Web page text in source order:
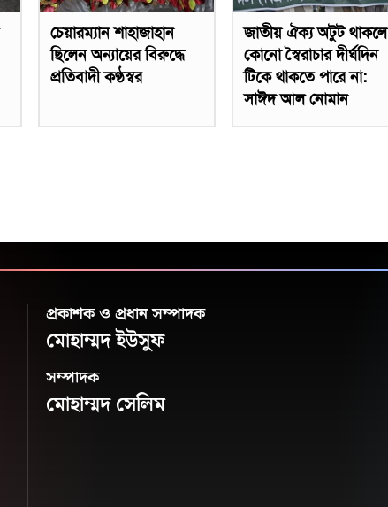
চেয়ারম্যান শাহাজাহান
ছিলেন অন্যায়ের বিরুদ্ধে
প্রতিবাদী কণ্ঠস্বর
জাতীয় ঐক্য অটুট থাকলে
কোনো স্বৈরাচার দীর্ঘদিন
টিকে থাকতে পারে না:
সাঈদ আল নোমান
প্রকাশক ও প্রধান সম্পাদক
মোহাম্মদ ইউসুফ
সম্পাদক
মোহাম্মদ সেলিম